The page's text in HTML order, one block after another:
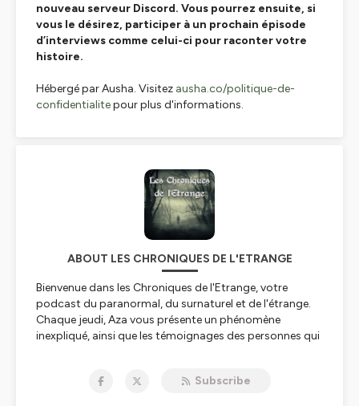
nouveau serveur Discord. Vous pourrez ensuite, si
vous le désirez, participer à un prochain épisode
d’interviews comme celui-ci pour raconter votre
histoire.
Hébergé par Ausha. Visitez ausha.co/politique-de-
confidentialitepour plus d'informations.
ABOUT LES CHRONIQUES DE L'ETRANGE
Bienvenue dans les Chroniques de l'Etrange, votre
podcast du paranormal, du surnaturel et de l'étrange.
Chaque jeudi, Aza vous présente un phénomène
inexpliqué, ainsi que les témoignages des personnes qui
identifiés, fantôme, apparitions et esprits frappeurs,
Subscribe